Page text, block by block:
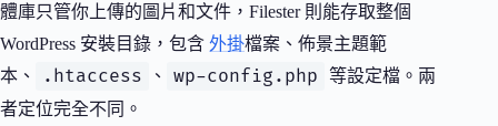
體庫只管你上傳的圖片和文件，Filester 則能存取整個
WordPress 安裝目錄，包含 外掛檔案、佈景主題範
本、
.htaccess 、 wp-config.php
等設定檔。兩
者定位完全不同。